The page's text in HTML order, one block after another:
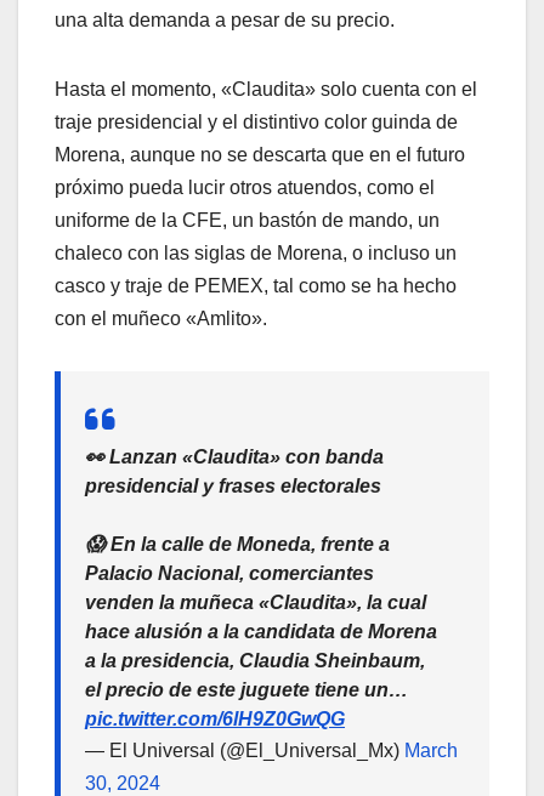
una alta demanda a pesar de su precio.
Hasta el momento, «Claudita» solo cuenta con el
traje presidencial y el distintivo color guinda de
Morena, aunque no se descarta que en el futuro
próximo pueda lucir otros atuendos, como el
uniforme de la CFE, un bastón de mando, un
chaleco con las siglas de Morena, o incluso un
casco y traje de PEMEX, tal como se ha hecho
con el muñeco «Amlito».
👀 Lanzan «Claudita» con banda
presidencial y frases electorales
😱 En la calle de Moneda, frente a
Palacio Nacional, comerciantes
venden la muñeca «Claudita», la cual
hace alusión a la candidata de Morena
a la presidencia, Claudia Sheinbaum,
el precio de este juguete tiene un…
pic.twitter.com/6lH9Z0GwQG
— El Universal (@El_Universal_Mx) March
30, 2024